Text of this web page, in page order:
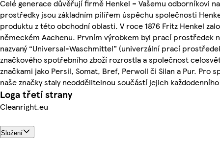
Celé generace důvěřují firmě Henkel – Vašemu odborníkovi
prostředky jsou základním pilířem úspěchu společnosti
produktu z této obchodní oblasti. V roce 1876 Fritz Henkel
německém Aachenu. Prvním výrobkem byl prací prostředek
nazvaný “Universal-Waschmittel” (univerzální prací
značkového spotřebního zboží rozrostla a společnost
značkami jako Persil, Somat, Bref, Perwoll či Silan a Pur. Pro
naše značky staly neoddělitelnou součástí jejich
Loga třetí strany
Cleanright.eu
Složení